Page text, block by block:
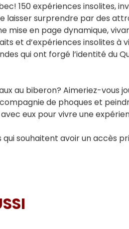
150 expériences insolites,
laisser surprendre par des
mise en page dynamique,
et d’expériences insolites à
qui ont forgé l’identité du
au biberon? Aimeriez-vous
de phoques et
eux pour vivre une
souhaitent avoir un accès